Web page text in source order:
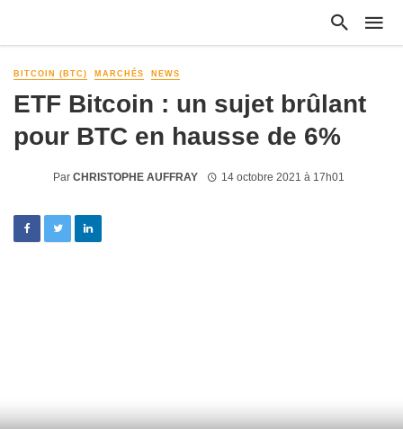
BITCOIN (BTC) MARCHÉS NEWS
ETF Bitcoin : un sujet brûlant
pour BTC en hausse de 6%
Par CHRISTOPHE AUFFRAY 14 octobre 2021 à 17h01